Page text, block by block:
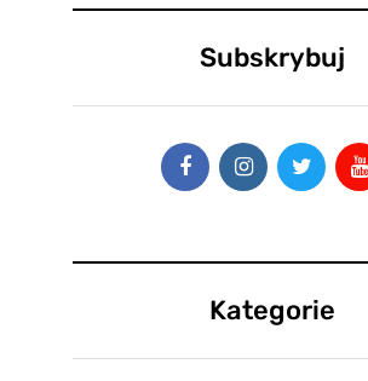
Subskrybuj
Kategorie